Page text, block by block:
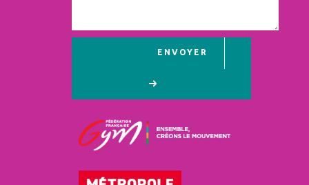
ENVOYER